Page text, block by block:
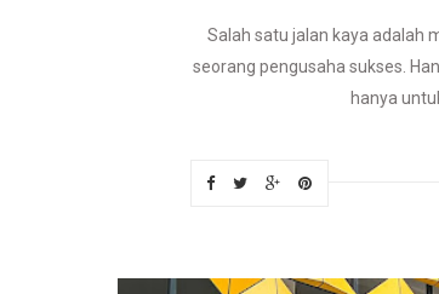
Salah satu jalan kaya adalah
seorang pengusaha sukses.
hanya